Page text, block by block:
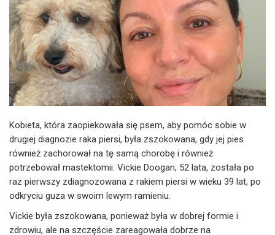
Kobieta, która zaopiekowała się psem, aby pomóc sobie w
drugiej diagnozie raka piersi, była zszokowana, gdy jej pies
również zachorował na tę samą chorobę i również
potrzebował mastektomii. Vickie Doogan, 52 lata, została po
raz pierwszy zdiagnozowana z rakiem piersi w wieku 39 lat, po
odkryciu guza w swoim lewym ramieniu.
Vickie była zszokowana, ponieważ była w dobrej formie i
zdrowiu, ale na szczęście zareagowała dobrze na